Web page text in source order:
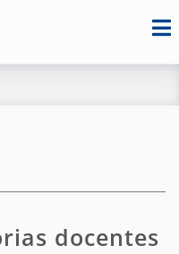
docentes